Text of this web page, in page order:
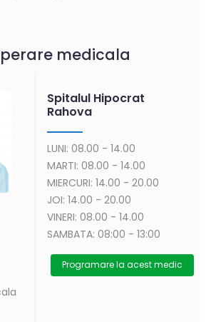
medicala
Spitalul Hipocrat
Rahova
LUNI: 08.00 - 14.00
MARTI: 08.00 - 14.00
MIERCURI: 14.00 - 20.00
JOI: 14.00 - 20.00
VINERI: 08.00 - 14.00
SAMBATA: 08:00 - 13:00
Programare la acest medic